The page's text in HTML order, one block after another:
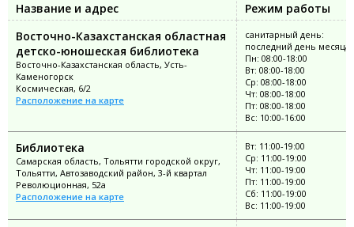
Название и адрес
Режим работы
Восточно-Казахстанская областная
детско-юношеская библиотека
Восточно-Казахстанская область, Усть-
Каменогорск
Космическая, 6/2
Расположение на карте
санитарный день:
последний день месяца
Пн: 08:00-18:00
Вт: 08:00-18:00
Ср: 08:00-18:00
Чт: 08:00-18:00
Пт: 08:00-18:00
Вс: 10:00-16:00
Библиотека
Самарская область, Тольятти городской округ,
Тольятти, Автозаводский район, 3-й квартал
Революционная, 52а
Расположение на карте
Вт: 11:00-19:00
Ср: 11:00-19:00
Чт: 11:00-19:00
Пт: 11:00-19:00
Сб: 11:00-19:00
Вс: 11:00-19:00